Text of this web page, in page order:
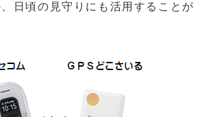
日頃の見守りにも活用することが